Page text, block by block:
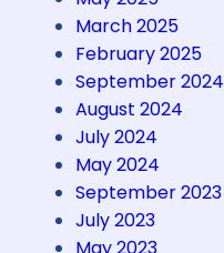
–
B
o
o
k
&
G
r
e
March 2025
February 2025
September 2024
August 2024
July 2024
May 2024
September 2023
July 2023